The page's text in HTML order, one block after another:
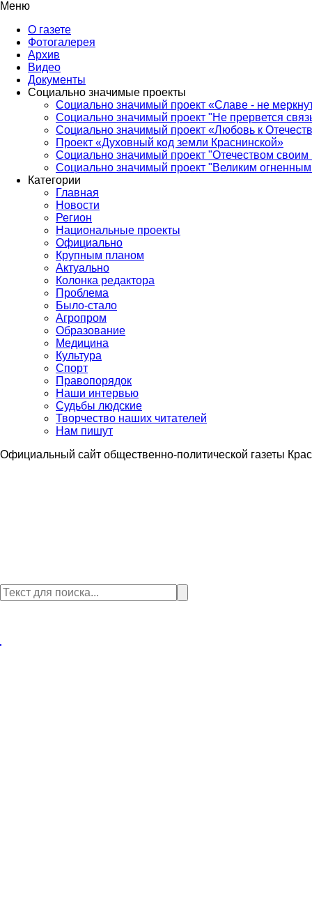
Меню
О газете
Фотогалерея
Архив
Видео
Документы
Социально значимые проекты
Социально значимый проект «Славе - не
Социально значимый проект "Не прервется
Социально значимый проект «Любовь к
Проект «Духовный код земли Краснинской»
Социально значимый проект "Отечеством своим
Социально значимый проект "Великим
Категории
Главная
Новости
Регион
Национальные проекты
Официально
Крупным планом
Актуально
Колонка редактора
Проблема
Было-стало
Агропром
Образование
Медицина
Культура
Спорт
Правопорядок
Наши интервью
Судьбы людские
Творчество наших читателей
Нам пишут
Официальный сайт общественно-политической газеты